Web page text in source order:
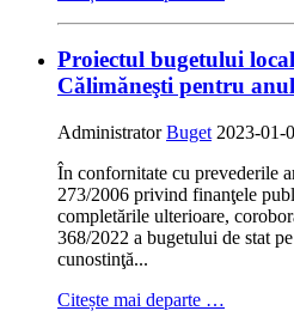
Proiectul bugetului
Călimăneşti pentru
AdministratorBuget 2023-01-
În confornitate cu prevederile
273/2006 privind finanţele
completările ulterioare,
368/2022 a bugetului de stat
cunostinţă...
Citește mai departe …